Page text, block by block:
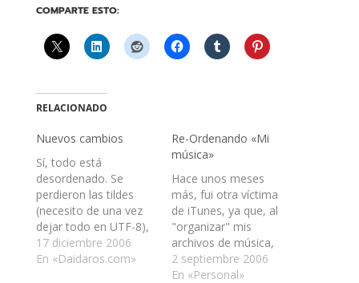
COMPARTE ESTO:
RELACIONADO
Nuevos cambios
Sí, todo está
desordenado. Se
perdieron las tildes
(necesito de una vez
dejar todo en UTF-8),
no hay tema… pero
pronto, espero, habrá
17 diciembre 2006
En «Daidaros.com»
Re-Ordenando «Mi
música»
Hace unos meses
más, fui otra víctima
de iTunes, ya que, al
"organizar" mis
archivos de música,
realmente me los
desordenó. Mi orden
2 septiembre 2006
En «Personal»